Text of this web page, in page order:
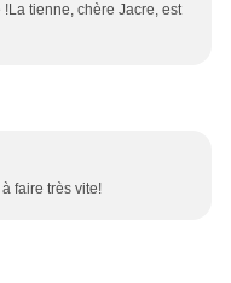
tienne, chère Jacre, est
faire très vite!